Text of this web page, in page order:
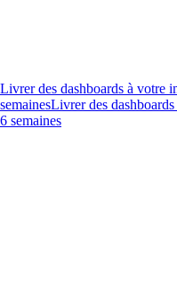
Livrer des dashboards à votre
semainesLivrer des
6 semaines